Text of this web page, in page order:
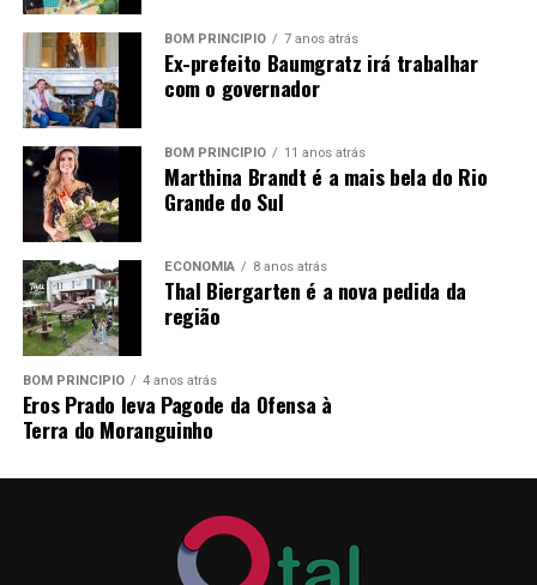
PRAZO E LOCAL DE INSCRIÇÃO:dias 29 e 30 de junho
e dias 01; 02 e 03 de julho de 2026, das 07h30min às
11h30min e das 13h às 16h, no Departamento de
Pessoal, junto a Prefeitura Municipal de Pareci Novo,
sito à Rua João Inácio Teixeira, nº 70 – Centro.
Excepcionalmente, no dia29/06/2026
serão realizadas somente no período da manhã,
compreendendo o horário das 07h30min às 11h30min.
Pareci Novo, RS, 25 de junho de 2026.
Prefeita Municipal
BOM PRINCÍPIO 7 anos atrás
Ex-prefeito Baumgratz irá trabalhar
com o governador
BOM PRINCÍPIO 11 anos atrás
Marthina Brandt é a mais bela do Rio
Grande do Sul
ECONOMIA 8 anos atrás
Thal Biergarten é a nova pedida da
região
BOM PRINCÍPIO 4 anos atrás
Eros Prado leva Pagode da Ofensa à
Terra do Moranguinho